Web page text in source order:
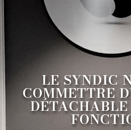
LE SYNDIC
COMMETTRE